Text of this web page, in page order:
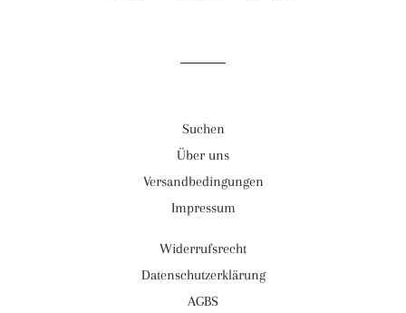
Suchen
Über uns
Versandbedingungen
Impressum
Widerrufsrecht
Datenschutzerklärung
AGBS